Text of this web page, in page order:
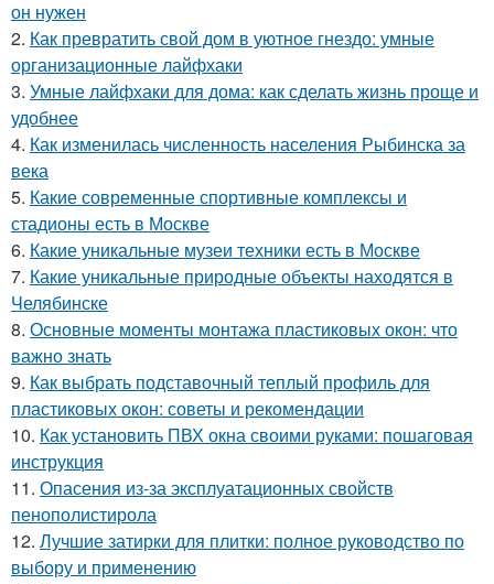
он нужен
2. Как превратить свой дом в уютное гнездо: умные
организационные лайфхаки
3. Умные лайфхаки для дома: как сделать жизнь проще и
удобнее
4. Как изменилась численность населения Рыбинска за
века
5. Какие современные спортивные комплексы и
стадионы есть в Москве
6. Какие уникальные музеи техники есть в Москве
7. Какие уникальные природные объекты находятся в
Челябинске
8. Основные моменты монтажа пластиковых окон: что
важно знать
9. Как выбрать подставочный теплый профиль для
пластиковых окон: советы и рекомендации
10. Как установить ПВХ окна своими руками: пошаговая
инструкция
11. Опасения из-за эксплуатационных свойств
пенополистирола
12. Лучшие затирки для плитки: полное руководство по
выбору и применению